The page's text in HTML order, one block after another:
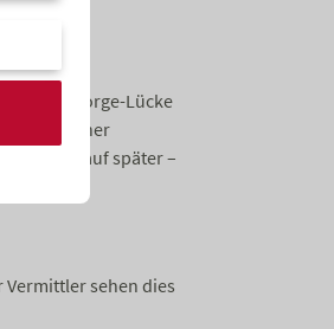
ihre Vorsorge-Lücke
Verbraucher
Thema auf später –
Vermittler sehen dies